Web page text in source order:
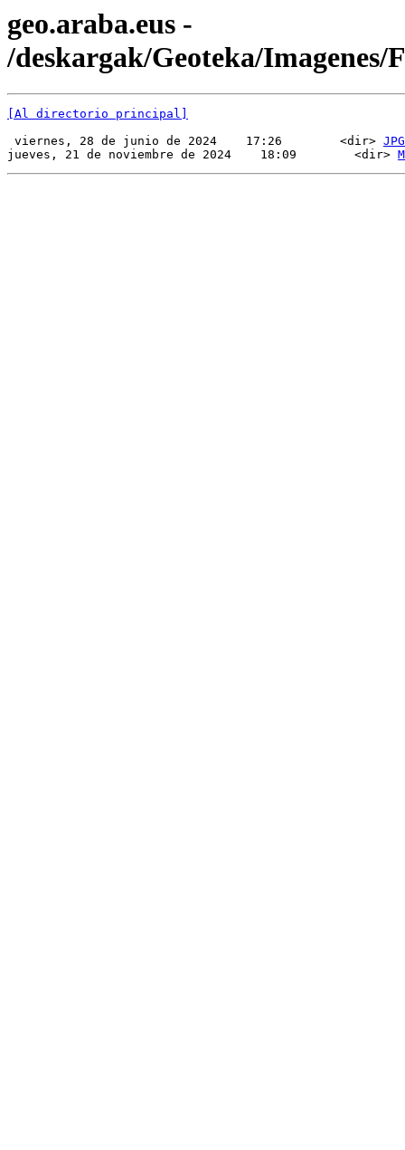
geo.araba.eus -
/deskargak/Geoteka/Imagenes/
[Al directorio principal]
viernes, 28 de junio de 2024    17:26        <dir> JPG
jueves, 21 de noviembre de 2024    18:09        <dir>